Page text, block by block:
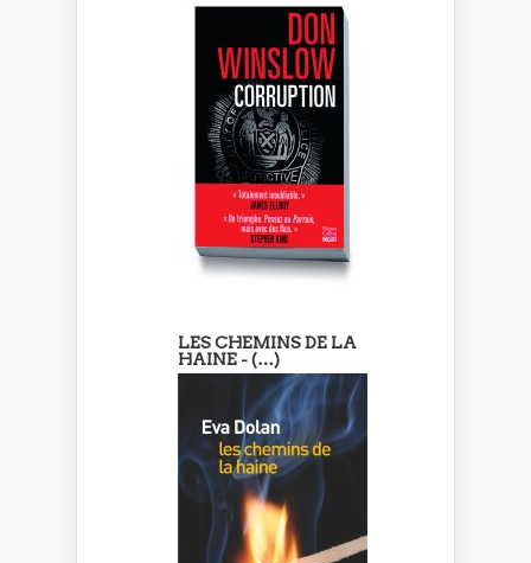
LES CHEMINS DE LA
HAINE - (…)